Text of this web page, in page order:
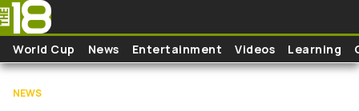
Skip to main content
World Cup News Entertainment Videos Learning
NEWS